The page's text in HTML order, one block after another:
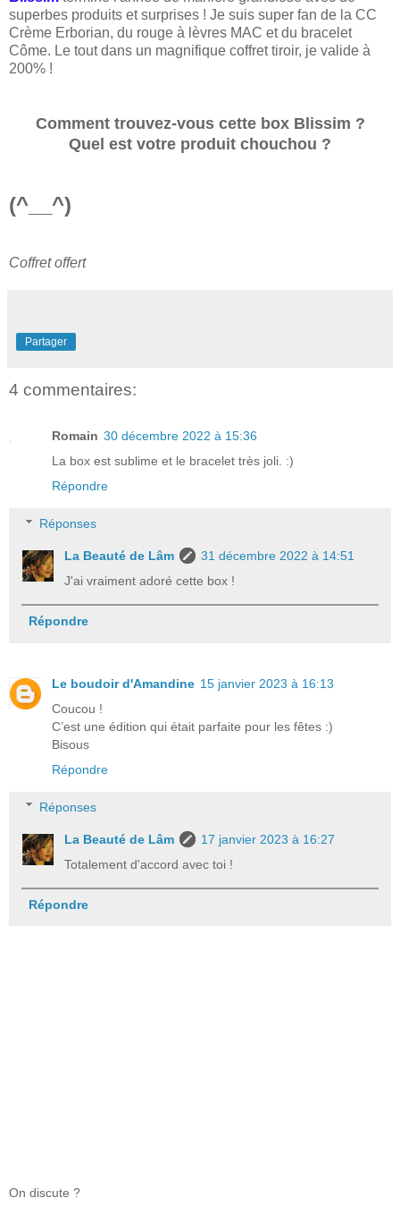
superbes produits et surprises ! Je suis super fan de la CC
Crème Erborian, du rouge à lèvres MAC et du bracelet
Côme. Le tout dans un magnifique coffret tiroir, je valide à
200% !
Comment trouvez-vous cette box Blissim ?
Quel est votre produit chouchou ?
(^__^)
Coffret offert
Partager
4 commentaires:
Romain 30 décembre 2022 à 15:36
La box est sublime et le bracelet très joli. :)
Répondre
Réponses
La Beauté de Lâm
31 décembre 2022 à 14:51
J'ai vraiment adoré cette box !
Répondre
Le boudoir d'Amandine 15 janvier 2023 à 16:13
Coucou !
C’est une édition qui était parfaite pour les fêtes :)
Bisous
Répondre
Réponses
La Beauté de Lâm
17 janvier 2023 à 16:27
Totalement d'accord avec toi !
Répondre
On discute ?